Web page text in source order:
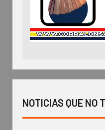
NOTICIAS QUE NO